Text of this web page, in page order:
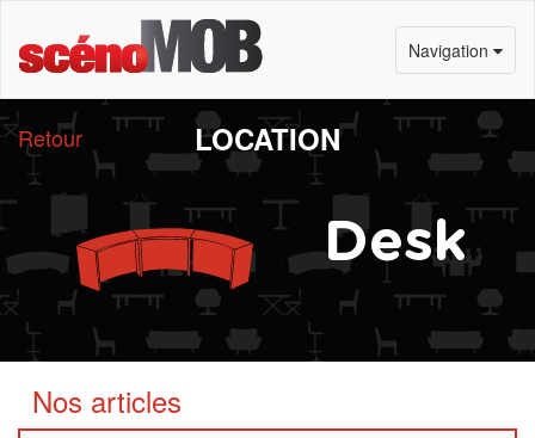
Navigation
Retour LOCATION
Desk
Nos articles